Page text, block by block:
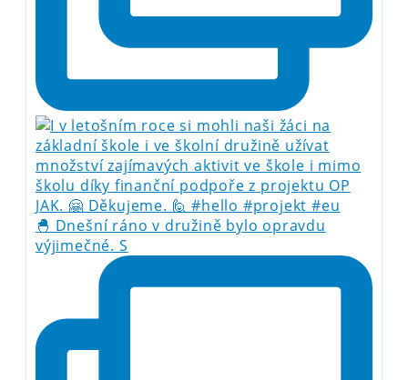
🐣 Dnešní ráno v družině bylo opravdu
výjimečné. S